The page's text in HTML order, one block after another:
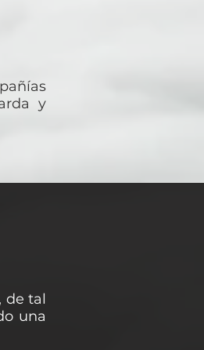
y
de tal
una